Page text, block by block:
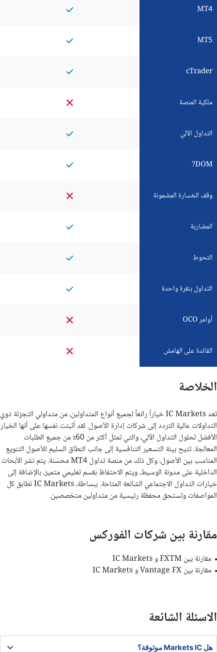
MT4
MT5
cTrader
ملكية المنصة
التداول الآلي
DOM?
وقف الخسارة المضمونة
المضاربة
التحوط
التداول بنقرة واحدة
أوامر OCO
الفائدة على الهامش
الخلاصة
تعدIC Marketsخياراً رائعاً لجميع أنواع المتداولين، من متداولي التجزئة ذوي
التداولات عالية التردد إلى شركات إدارة الأصول. لقد أثبتت نفسها على أنها الخيار
الأفضل لحلول التداول الآلي، والتي تمثل أكثر من 60٪ من جميع الطلبات
المعالجة. تتيح بيئة التسعير التنافسية إلى جانب النطاق السليم للأصول التنويع
المناسب بين الأصول، وكل ذلك من منصة تداولMT4محسّنة. يتم نشر الأبحاث
الداخلية على مدونة الوسيط، ويتم الاحتفاظ بقسم تعليمي متميز، بالإضافة إلى
خيارات التداول الاجتماعي الشائعة المتاحة. ببساطة،IC Marketsتطابق كل
المواصفات وتستحق محفظة رئيسية من متداولين متخصصين.
مقارنة بين شركات الفوركس
مقارنة بين FXTM و IC Markets
مقارنة بين Vantage FX و IC Markets
الاسئلة الشائعة
هل Markets IC موثوقة؟